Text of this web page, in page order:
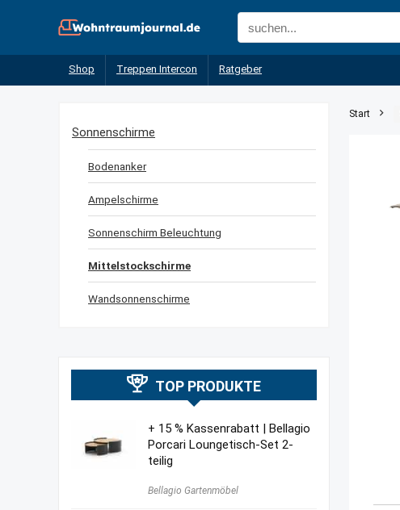
Shop Treppen Intercon Ratgeber
Start
Sonnenschirme
Bodenanker
Ampelschirme
Sonnenschirm Beleuchtung
Mittelstockschirme
Wandsonnenschirme
TOP PRODUKTE
+ 15 % Kassenrabatt | Bellagio
Porcari Loungetisch-Set 2-
teilig
Bellagio Gartenmöbel